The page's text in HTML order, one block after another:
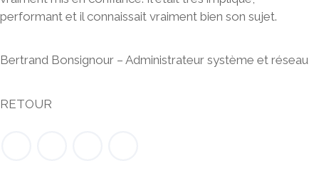
performant et il connaissait vraiment bien son sujet.
Bertrand Bonsignour – Administrateur système et réseau
RETOUR